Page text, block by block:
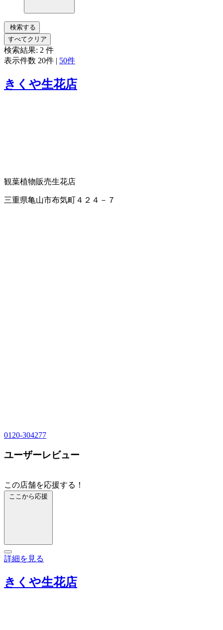
検索する
すべてクリア
検索結果: 2 件
表示件数 20件 | 50件
きくや生花店
観葉植物販売生花店
三重県亀山市布気町４２４－７
0120-304277
ユーザーレビュー
この店舗を応援する！
ここから応援
詳細を見る
きくや生花店